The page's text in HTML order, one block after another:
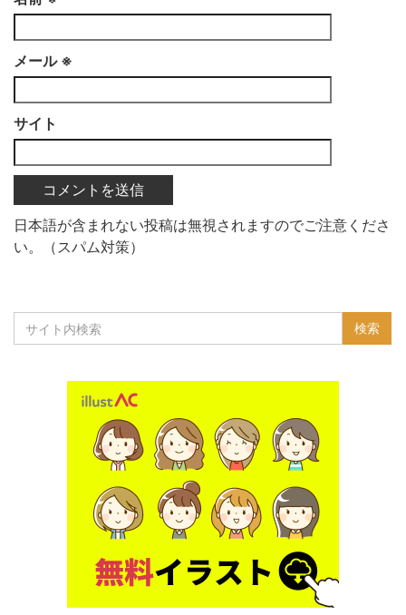
メール ※
サイト
日本語が含まれない投稿は無視されますのでご注意くださ
い。（スパム対策）